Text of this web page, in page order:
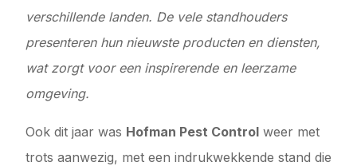
verschillende landen. De vele standhouders
presenteren hun nieuwste producten en diensten,
wat zorgt voor een inspirerende en leerzame
omgeving.
Ook dit jaar was Hofman Pest Control weer met
trots aanwezig, met een indrukwekkende stand die